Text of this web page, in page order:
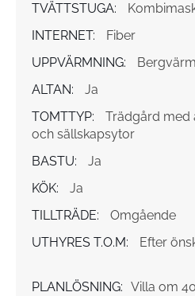
TVÄTTSTUGA:
INTERNET:
Fiber
UPPVÄRMNING:
ALTAN:
Ja
TOMTTYP:
Trädgård med
och sällskapsytor
BASTU:
Ja
KÖK:
Ja
TILLTRÄDE:
Omgående
UTHYRES T.O.M:
Efter
PLANLÖSNING: Villa om